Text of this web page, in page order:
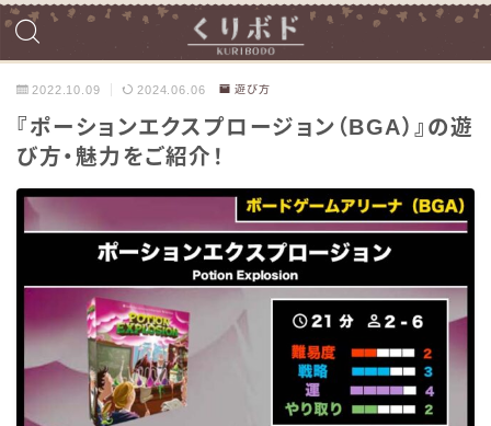
2022.10.09 2024.06.06 遊び方
『ポーションエクスプロージョン（BGA）』の遊
び方・魅力をご紹介！